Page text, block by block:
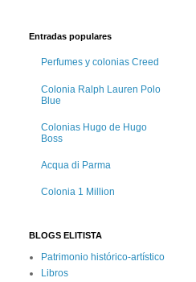
Entradas populares
Perfumes y colonias Creed
Colonia Ralph Lauren Polo
Blue
Colonias Hugo de Hugo
Boss
Acqua di Parma
Colonia 1 Million
BLOGS ELITISTA
Patrimonio histórico-artístico
Libros